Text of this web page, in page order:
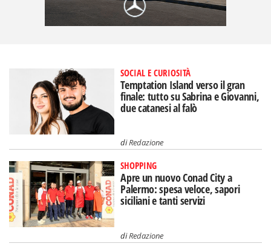
SOCIAL E CURIOSITÀ
Temptation Island verso il gran
finale: tutto su Sabrina e Giovanni,
due catanesi al falò
diRedazione
SHOPPING
Apre un nuovo Conad City a
Palermo: spesa veloce, sapori
siciliani e tanti servizi
diRedazione